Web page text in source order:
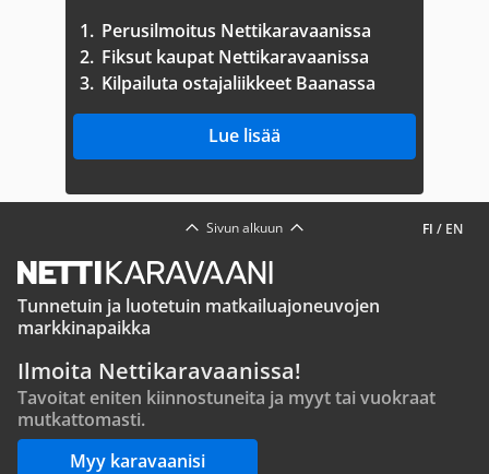
1. Perusilmoitus Nettikaravaanissa
2. Fiksut kaupat Nettikaravaanissa
3. Kilpailuta ostajaliikkeet Baanassa
Lue lisää
FI / EN
Sivun alkuun
Tunnetuin ja luotetuin matkailuajoneuvojen
markkinapaikka
Ilmoita Nettikaravaanissa!
Tavoitat eniten kiinnostuneita ja myyt tai vuokraat
mutkattomasti.
Myy karavaanisi